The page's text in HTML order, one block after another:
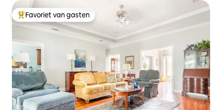
Topfavoriet van gasten
Favoriet van gasten